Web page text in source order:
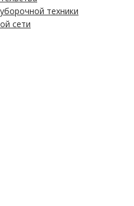
техники
сети